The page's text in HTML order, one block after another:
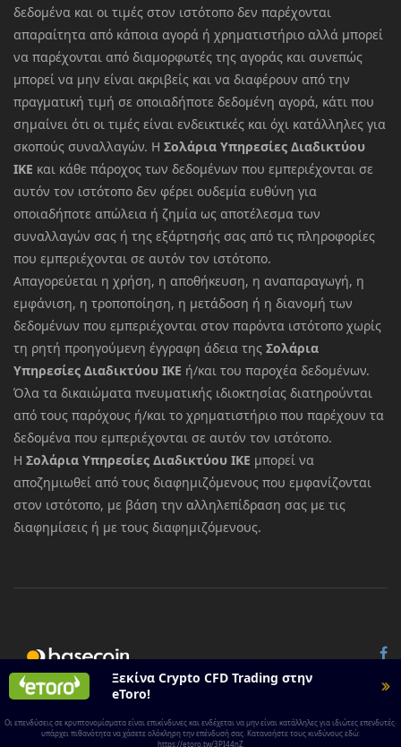
δεδομένα και οι τιμές στον ιστότοπο δεν παρέχονται
απαραίτητα από κάποια αγορά ή χρηματιστήριο αλλά μπορεί
να παρέχονται από διαμορφωτές της αγοράς και συνεπώς
μπορεί να μην είναι ακριβείς και να διαφέρουν από την
πραγματική τιμή σε οποιαδήποτε δεδομένη αγορά, κάτι που
σημαίνει ότι οι τιμές είναι ενδεικτικές και όχι κατάλληλες για
σκοπούς συναλλαγών. Η Σολάρια Υπηρεσίες Διαδικτύου
ΙΚΕ και κάθε πάροχος των δεδομένων που εμπεριέχονται σε
αυτόν τον ιστότοπο δεν φέρει ουδεμία ευθύνη για
οποιαδήποτε απώλεια ή ζημία ως αποτέλεσμα των
συναλλαγών σας ή της εξάρτησής σας από τις πληροφορίες
που εμπεριέχονται σε αυτόν τον ιστότοπο.
Απαγορεύεται η χρήση, η αποθήκευση, η αναπαραγωγή, η
εμφάνιση, η τροποποίηση, η μετάδοση ή η διανομή των
δεδομένων που εμπεριέχονται στον παρόντα ιστότοπο χωρίς
τη ρητή προηγούμενη έγγραφη άδεια της Σολάρια
Υπηρεσίες Διαδικτύου ΙΚΕ ή/και του παροχέα δεδομένων.
Όλα τα δικαιώματα πνευματικής ιδιοκτησίας διατηρούνται
από τους παρόχους ή/και το χρηματιστήριο που παρέχουν τα
δεδομένα που εμπεριέχονται σε αυτόν τον ιστότοπο.
Η Σολάρια Υπηρεσίες Διαδικτύου ΙΚΕ μπορεί να
αποζημιωθεί από τους διαφημιζόμενους που εμφανίζονται
στον ιστότοπο, με βάση την αλληλεπίδραση σας με τις
διαφημίσεις ή με τους διαφημιζόμενους.
Ξεκίνα Crypto CFD Trading στην
eToro!
Οι επενδύσεις σε κρυπτονομίσματα είναι επικίνδυνες και ενδέχεται να μην είναι κατάλληλες για ιδιώτες επενδυτές·
υπάρχει πιθανότητα να χάσετε ολόκληρη την επένδυσή σας. Κατανοήστε τους κινδύνους εδώ:
https://etoro.tw/3PI44nZ